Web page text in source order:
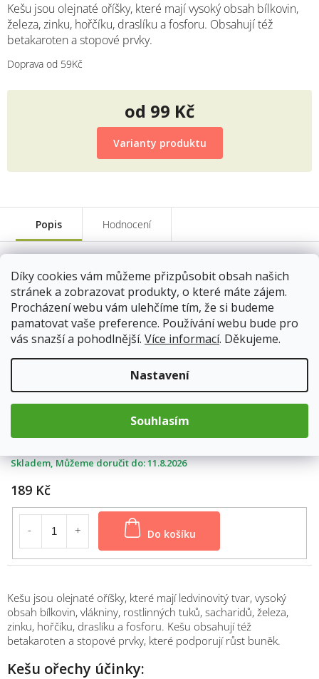
Díky cookies vám můžeme přizpůsobit obsah našich
stránek a zobrazovat produkty, o které máte zájem.
Procházení webu vám ulehčíme tím, že si budeme
pamatovat vaše preference. Používání webu bude pro
vás snazší a pohodlnější. Více informací. Děkujeme.
Nastavení
Souhlasím
Kešu jsou olejnaté oříšky, které mají vysoký obsah bílkovin,
železa, zinku, hořčíku, draslíku a fosforu. Obsahují též
betakaroten a stopové prvky.
Doprava od 59Kč
od 99 Kč
Měrná
cena:
Varianty produktu
Popis Hodnocení
váha: 250g
9629/250
99 Kč
Do košíku
Skladem 11.8.2026
189 Kč
Do košíku
Skladem 11.8.2026
Kešu jsou olejnaté oříšky, které mají ledvinovitý tvar, vysoký
obsah bílkovin, vlákniny, rostlinných tuků, sacharidů, železa,
zinku, hořčíku, draslíku a fosforu. Kešu obsahují též
betakaroten a stopové prvky, které podporují růst buněk.
Kešu ořechy účinky: